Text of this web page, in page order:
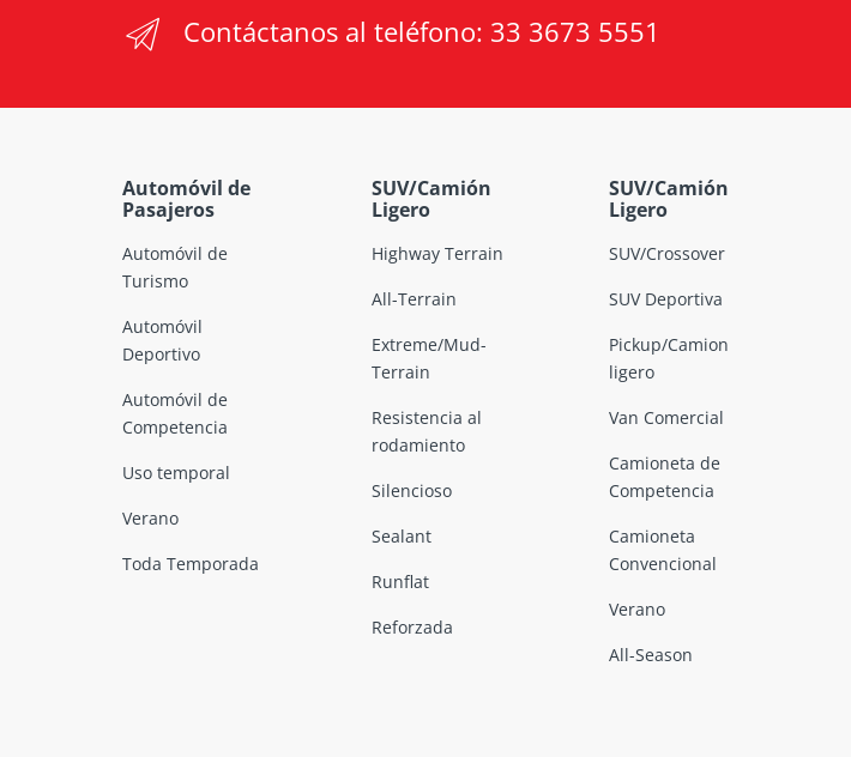
Contáctanos al teléfono: 33 3673 5551
Automóvil de
Pasajeros
Automóvil de
Turismo
Automóvil
Deportivo
Automóvil de
Competencia
Uso temporal
Verano
Toda Temporada
SUV/Camión
Ligero
Highway Terrain
All-Terrain
Extreme/Mud-
Terrain
Resistencia al
rodamiento
Silencioso
Sealant
Runflat
Reforzada
SUV/Camión
Ligero
SUV/Crossover
SUV Deportiva
Pickup/Camion
ligero
Van Comercial
Camioneta de
Competencia
Camioneta
Convencional
Verano
All-Season